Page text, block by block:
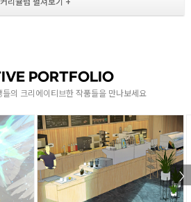
자인 묘사의 차이점
해
시트 작업의 차이 이해
인체의 1차 컨셉시트 작업
비례 이해
례 및 포컬 포인트의 이해
PORTFOLIO
의 크리에이티브한 작품들을 만나보세요